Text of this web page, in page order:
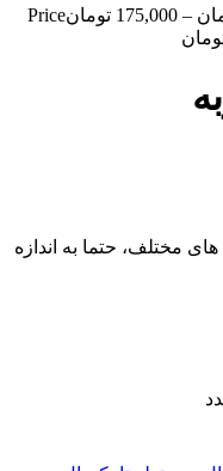
–
175,000 تومانPrice
مختلف، حتما به اندازه